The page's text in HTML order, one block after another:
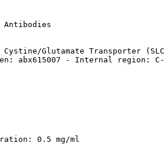
Antibodies
Glutamate Transporter
abx615007 - Internal region: C-
0.5 mg/ml